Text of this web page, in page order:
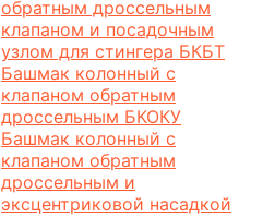
обратным дроссельным
клапаном и посадочным
узлом для стингера БКБТ
Башмак колонный с
клапаном обратным
дроссельным БКОКУ
Башмак колонный с
клапаном обратным
дроссельным и
эксцентриковой насадкой